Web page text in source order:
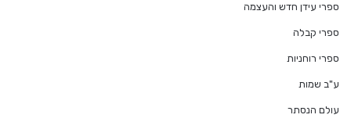
ספרי עידן חדש והעצמה
ספרי קבלה
ספרי רוחניות
ע"ב שמות
עולם הנסתר